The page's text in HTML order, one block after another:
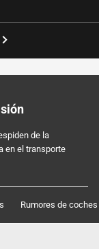
de la
en el transporte
Rumores de coches